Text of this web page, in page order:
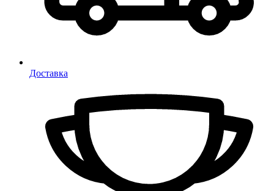
Доставка